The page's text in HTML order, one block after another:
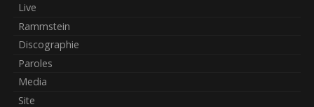
Live
Rammstein
Discographie
Paroles
Media
Site